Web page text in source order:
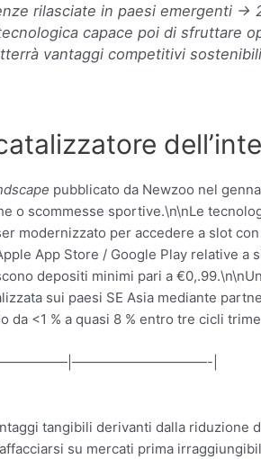
rilasciate in paesi emergenti
capace poi di sfruttare
vantaggi competitivi
pubblicato da Newzoo nel
o scommesse sportive.\n\nLe
modernizzato per accedere a slot
App Store / Google Play relative
depositi minimi pari a
sui paesi SE Asia mediante
da <1 % a quasi 8 % entro tre cicli
|
tangibili derivanti dalla
su mercati prima